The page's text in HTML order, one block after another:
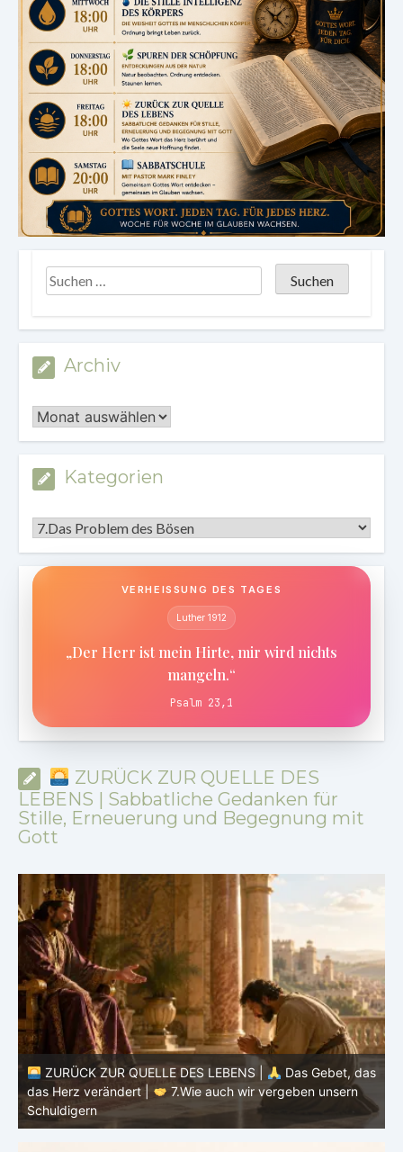
Archiv
Archiv
Kategorien
Kategorien
VERHEISSUNG DES TAGES
Luther 1912
„Der Herr ist mein Hirte, mir wird nichts
mangeln.“
Psalm 23,1
ZURÜCK ZUR QUELLE DES
LEBENS | Sabbatliche Gedanken für
Stille, Erneuerung und Begegnung mit
Gott
ZURÜCK ZUR QUELLE DES LEBENS |
Das Gebet, das
das Herz verändert |
7.Wie auch wir vergeben unsern
Schuldigern